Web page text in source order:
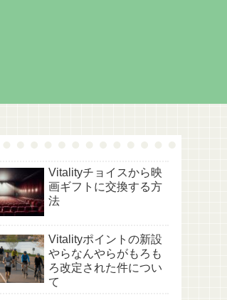
Vitalityチョイスから映
画ギフトに交換する方
法
Vitalityポイントの新設
やらなんやらがもろも
ろ改定された件につい
て